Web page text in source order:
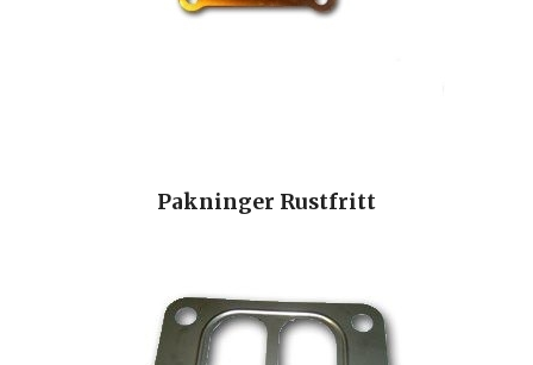
Pakninger Rustfritt